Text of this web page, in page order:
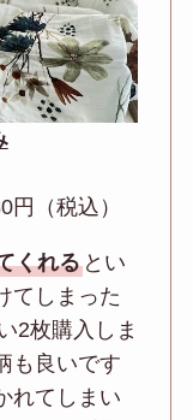
（税込）
くれるとい
てしまった
2枚購入しま
も良いです
れてしまい